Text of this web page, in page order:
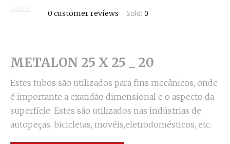
0 customer reviews Sold: 0
METALON 25 X 25 _ 20
Estes tubos são utilizados para fins mecânicos, onde
é importante a exatidão dimensional e o aspecto da
superfície. Estes são utilizados nas indústrias de
autopeças, bicicletas, movéis,eletrodomésticos, etc.